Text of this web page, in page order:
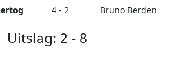
4 - 2 Bruno Berden
Uitslag: 2 - 8